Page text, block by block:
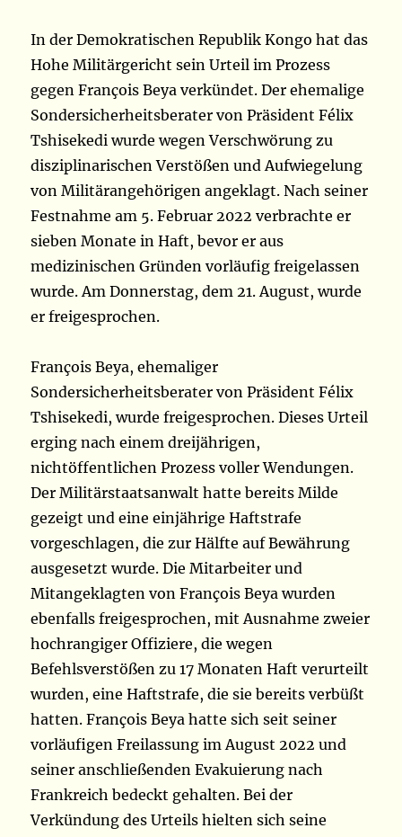
In der Demokratischen Republik Kongo hat das
Hohe Militärgericht sein Urteil im Prozess
gegen François Beya verkündet. Der ehemalige
Sondersicherheitsberater von Präsident Félix
Tshisekedi wurde wegen Verschwörung zu
disziplinarischen Verstößen und Aufwiegelung
von Militärangehörigen angeklagt. Nach seiner
Festnahme am 5. Februar 2022 verbrachte er
sieben Monate in Haft, bevor er aus
medizinischen Gründen vorläufig freigelassen
wurde. Am Donnerstag, dem 21. August, wurde
er freigesprochen.
François Beya, ehemaliger
Sondersicherheitsberater von Präsident Félix
Tshisekedi, wurde freigesprochen. Dieses Urteil
erging nach einem dreijährigen,
nichtöffentlichen Prozess voller Wendungen.
Der Militärstaatsanwalt hatte bereits Milde
gezeigt und eine einjährige Haftstrafe
vorgeschlagen, die zur Hälfte auf Bewährung
ausgesetzt wurde. Die Mitarbeiter und
Mitangeklagten von François Beya wurden
ebenfalls freigesprochen, mit Ausnahme zweier
hochrangiger Offiziere, die wegen
Befehlsverstößen zu 17 Monaten Haft verurteilt
wurden, eine Haftstrafe, die sie bereits verbüßt ​​
hatten. François Beya hatte sich seit seiner
vorläufigen Freilassung im August 2022 und
seiner anschließenden Evakuierung nach
Frankreich bedeckt gehalten. Bei der
Verkündung des Urteils hielten sich seine